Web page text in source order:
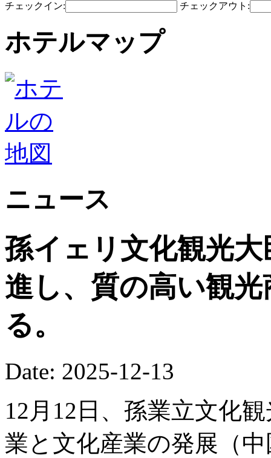
チェックイン: チェックアウト:
ホテルマップ
ニュース
孫イェリ文化観光
進し、質の高い観
る。
Date: 2025-12-13
12月12日、孫業立文化
業と文化産業の発展（